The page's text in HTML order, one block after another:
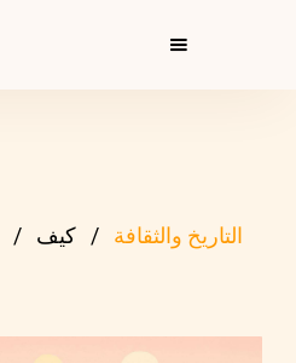
التاريخ والثقافة
كيف